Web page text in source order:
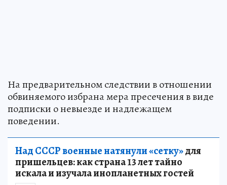
На предварительном следствии в отношении
обвиняемого избрана мера пресечения в виде
подписки о невыезде и надлежащем
поведении.
Над СССР военные натянули «сетку»для
пришельцев: как страна 13 лет тайно
искала и изучала инопланетных гостей